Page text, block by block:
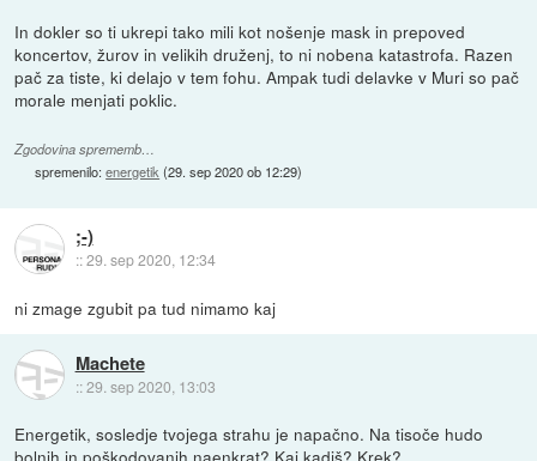
In dokler so ti ukrepi tako mili kot nošenje mask in prepoved
koncertov, žurov in velikih druženj, to ni nobena katastrofa. Razen
pač za tiste, ki delajo v tem fohu. Ampak tudi delavke v Muri so pač
morale menjati poklic.
Zgodovina sprememb…
spremenilo:energetik(29. sep 2020 ob 12:29)
;-)
::29. sep 2020, 12:34
ni zmage zgubit pa tud nimamo kaj
Machete
::29. sep 2020, 13:03
Energetik, sosledje tvojega strahu je napačno. Na tisoče hudo